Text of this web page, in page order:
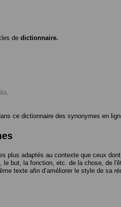
de dictionnaire.
ce dictionnaire des synonymes en
plus adaptés au contexte que ceux
but, la fonction, etc. de la chose, de
texte afin d’améliorer le style de sa